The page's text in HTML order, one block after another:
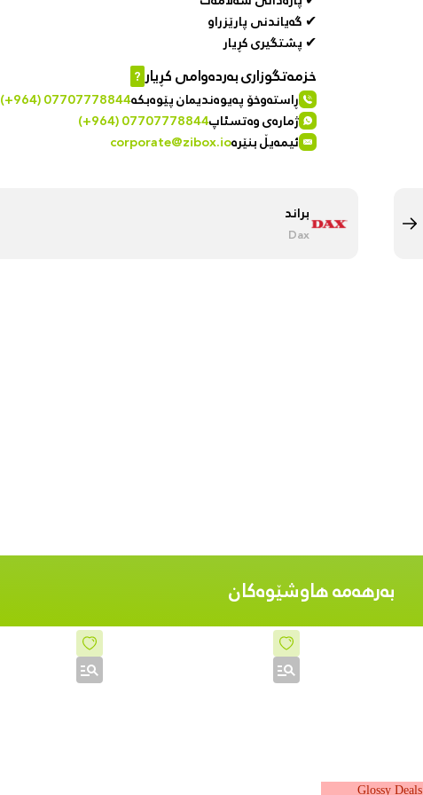
✔ گەیاندنی پارێزراو
✔ پشتگیری کڕیار
خزمەتگوزاری بەردەوامی کڕیار?
ڕاستەوخۆ پەیوەندیمان پێوەبکە(+964) 07707778844
ژمارەی وەتسئاپ(+964) 07707778844
ئیمەیڵ بنێرەcorporate@zibox.io
براند
Dax
بەرهەمە هاوشێوەکان
Glossy Deals